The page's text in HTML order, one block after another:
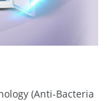
(Anti-Bacteria